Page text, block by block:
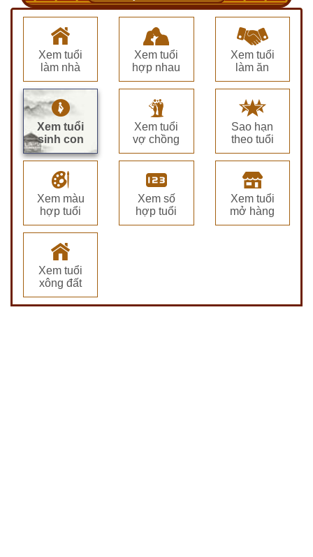
Xem tuổi
làm nhà
Xem tuổi
hợp nhau
Xem tuổi
làm ăn
Xem tuổi
sinh con
Xem tuổi
vợ chồng
Sao hạn
theo tuổi
Xem màu
hợp tuổi
Xem số
hợp tuổi
Xem tuổi
mở hàng
Xem tuổi
xông đất